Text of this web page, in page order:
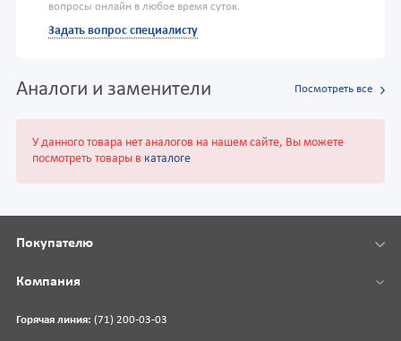
вопросы онлайн в любое время суток.
Задать вопрос специалисту
Аналоги и заменители Посмотреть все
У данного товара нет аналогов на нашем сайте, Вы можете
посмотреть товары в каталоге
Горячая линия: (71) 200-03-03
Покупателю
Компания